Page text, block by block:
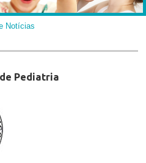
Notícias
Pediatria